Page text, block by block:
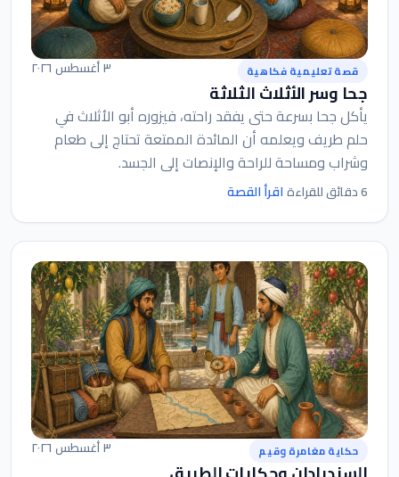
قصة تعليمية فكاهية ٣ أغسطس ٢٠٢٦
جحا وسر الأثلاث الثلاثة
يأكل جحا بسرعة حتى يفقد راحته، فيزوره أبو الأثلاث في
حلم طريف ويعلمه أن المائدة الممتعة تحتاج إلى طعام
وشراب ومساحة للراحة والإنصات إلى الجسد.
6 دقائق للقراءة اقرأ القصة
حكاية مغامرة وقيم ٣ أغسطس ٢٠٢٦